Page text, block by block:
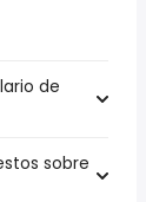
de
sobre